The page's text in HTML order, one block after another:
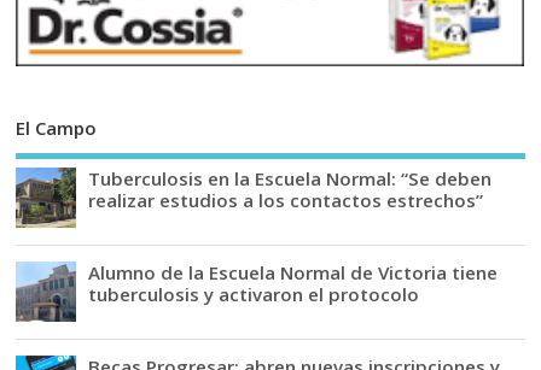
El Campo
Tuberculosis en la Escuela Normal: “Se deben
realizar estudios a los contactos estrechos”
Alumno de la Escuela Normal de Victoria tiene
tuberculosis y activaron el protocolo